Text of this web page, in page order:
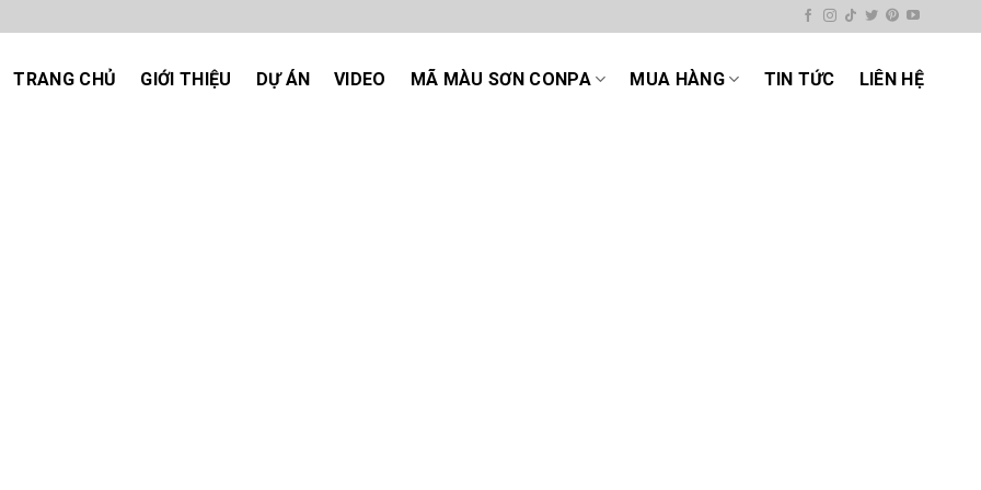
TRANG CHỦ GIỚI THIỆU DỰ ÁN VIDEO MÃ MÀU SƠN CONPA MUA HÀNG TIN TỨC LIÊN HỆ